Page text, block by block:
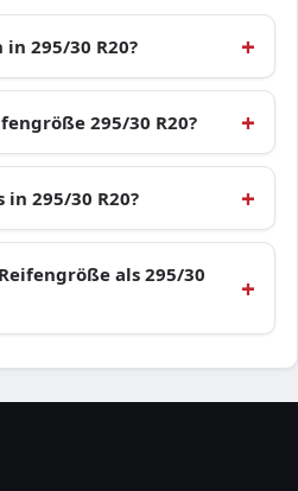
295/30 R20?
295/30 R20?
295/30 R20?
als 295/30